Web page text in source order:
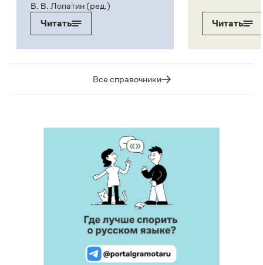
В. В. Лопатин (ред.)
Читать
Читать
Все справочники